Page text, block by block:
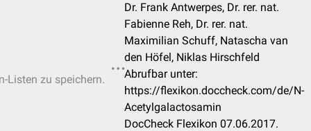
Listen zu speichern.
Dr. Frank Antwerpes, Dr. rer. nat.
Fabienne Reh, Dr. rer. nat.
Maximilian Schuff, Natascha van
den Höfel, Niklas Hirschfeld
Abrufbar unter:
https://flexikon.doccheck.com/de/N-
Acetylgalactosamin
DocCheck Flexikon 07.06.2017.